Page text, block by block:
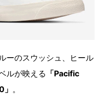
ーのスウッシュ、ヒール
ルが映える 「Pacific
。